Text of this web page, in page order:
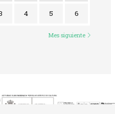
4 5 6
Mes siguiente